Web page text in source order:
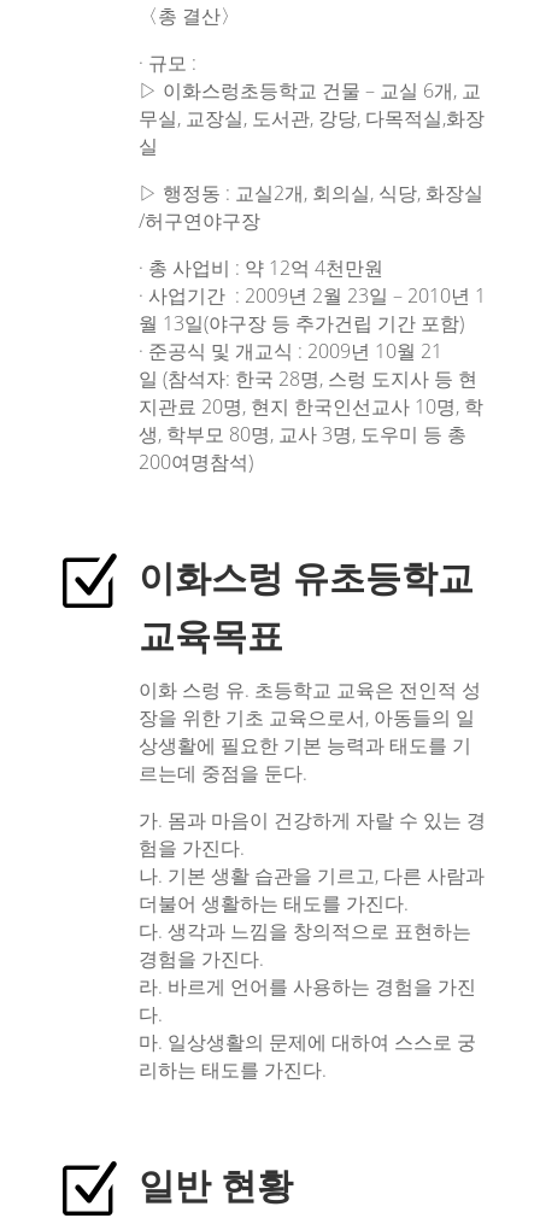
〈총 결산〉
· 규모 :
▷ 이화스렁초등학교 건물 – 교실 6개, 교
무실, 교장실, 도서관, 강당, 다목적실,화장
실
▷ 행정동 : 교실2개, 회의실, 식당, 화장실
/허구연야구장
· 총 사업비 : 약 12억 4천만원
· 사업기간 : 2009년 2월 23일 – 2010년 1
월 13일(야구장 등 추가건립 기간 포함)
· 준공식 및 개교식 : 2009년 10월 21
일 (참석자: 한국 28명, 스렁 도지사 등 현
지관료 20명, 현지 한국인선교사 10명, 학
생, 학부모 80명, 교사 3명, 도우미 등 총
200여명참석)
Z 이화스렁 유초등학교
교육목표
이화 스렁 유. 초등학교 교육은 전인적 성
장을 위한 기초 교육으로서, 아동들의 일
상생활에 필요한 기본 능력과 태도를 기
르는데 중점을 둔다.
가. 몸과 마음이 건강하게 자랄 수 있는 경
험을 가진다.
나. 기본 생활 습관을 기르고, 다른 사람과
더불어 생활하는 태도를 가진다.
다. 생각과 느낌을 창의적으로 표현하는
경험을 가진다.
라. 바르게 언어를 사용하는 경험을 가진
다.
마. 일상생활의 문제에 대하여 스스로 궁
리하는 태도를 가진다.
Z 일반 현황